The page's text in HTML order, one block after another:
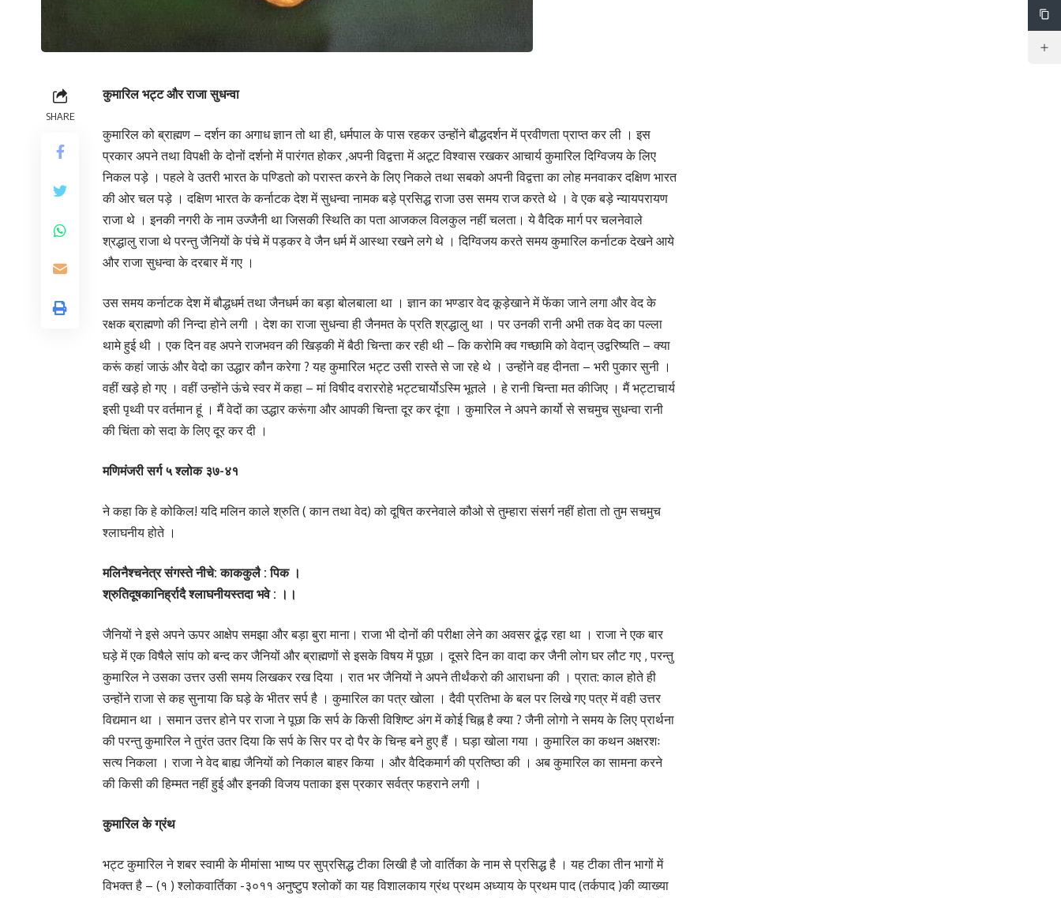
SHARE
कुमारिल भट्ट और राजा सुधन्वा
कुमारिल को ब्राह्मण – दर्शन का अगाध ज्ञान तो था ही, धर्मपाल के पास रहकर उन्होंने बौद्धदर्शन में प्रवीणता प्राप्त कर ली । इस
प्रकार अपने तथा विपक्षी के दोनों दर्शनो में पारंगत होकर ,अपनी विद्वत्ता में अटूट विश्वास रखकर आचार्य कुमारिल दिग्विजय के लिए
निकल पड़े । पहले वे उतरी भारत के पण्डितो को परास्त करने के लिए निकले तथा सबको अपनी विद्वत्ता का लोह मनवाकर दक्षिण भारत
की ओर चल पड़े । दक्षिण भारत के कर्नाटक देश में सुधन्वा नामक बड़े प्रसिद्ध राजा उस समय राज करते थे । वे एक बड़े न्यायपरायण
राजा थे । इनकी नगरी के नाम उज्जैनी था जिसकी स्थिति का पता आजकल विलकुल नहीं चलता। ये वैदिक मार्ग पर चलनेवाले
श्रद्धालु राजा थे परन्तु जैनियों के पंचे में पड़कर वे जैन धर्म में आस्था रखने लगे थे । दिग्विजय करते समय कुमारिल कर्नाटक देखने आये
और राजा सुधन्वा के दरबार में गए ।
उस समय कर्नाटक देश में बौद्धधर्म तथा जैनधर्म का बड़ा बोलबाला था । ज्ञान का भण्डार वेद कूड़ेखाने में फेंका जाने लगा और वेद के
रक्षक ब्राह्मणो की निन्दा होने लगी । देश का राजा सुधन्वा ही जैनमत के प्रति श्रद्धालु था । पर उनकी रानी अभी तक वेद का पल्ला
थामे हुई थी । एक दिन वह अपने राजभवन की खिड़की में बैठी चिन्ता कर रही थी – कि करोमि क्व गच्छामि को वेदान् उद्वरिष्यति – क्या
करूं कहां जाऊं और वेदो का उद्धार कौन करेगा ? यह कुमारिल भट्ट उसी रास्ते से जा रहे थे । उन्होंने वह दीनता – भरी पुकार सुनी ।
वहीं खड़े हो गए । वहीं उन्होंने ऊंचे स्वर में कहा – मां विषीद वराररोहे भट्टचार्योऽस्मि भूतले । हे रानी चिन्ता मत कीजिए । मैं भट्टाचार्य
इसी पृथ्वी पर वर्तमान हूं । मैं वेदों का उद्धार करूंगा और आपकी चिन्ता दूर कर दूंगा । कुमारिल ने अपने कार्यो से सचमुच सुधन्वा रानी
की चिंता को सदा के लिए दूर कर दी ।
मणिमंजरी सर्ग ५ श्लोक ३७-४१
ने कहा कि हे कोकिल! यदि मलिन काले श्रुति ( कान तथा वेद) को दूषित करनेवाले कौओ से तुम्हारा संसर्ग नहीं होता तो तुम सचमुच
श्लाघनीय होते ।
मलिनैश्चनेत्र संगस्ते नीचे: काककुलै : पिक ।
श्रुतिदूषकानिर्ह्रादै श्लाघनीयस्तदा भवे : ।।
जैनियों ने इसे अपने ऊपर आक्षेप समझा और बड़ा बुरा माना। राजा भी दोनों की परीक्षा लेने का अवसर ढूंढ़ रहा था । राजा ने एक बार
घड़े में एक विषैले सांप को बन्द कर जैनियों और ब्राह्मणों से इसके विषय में पूछा । दूसरे दिन का वादा कर जैनी लोग घर लौट गए , परन्तु
कुमारिल ने उसका उत्तर उसी समय लिखकर रख दिया । रात भर जैनियों ने अपने तीर्थंकरो की आराधना की । प्रात: काल होते ही
उन्होंने राजा से कह सुनाया कि घड़े के भीतर सर्प है । कुमारिल का पत्र खोला । दैवी प्रतिभा के बल पर लिखे गए पत्र में वही उत्तर
विद्यमान था । समान उत्तर होने पर राजा ने पूछा कि सर्प के किसी विशिष्ट अंग में कोई चिह्न है क्या ? जैनी लोगो ने समय के लिए प्रार्थना
की परन्तु कुमारिल ने तुरंत उतर दिया कि सर्प के सिर पर दो पैर के चिन्ह बने हुए हैं । घड़ा खोला गया । कुमारिल का कथन अक्षरशः
सत्य निकला । राजा ने वेद बाह्य जैनियों को निकाल बाहर किया । और वैदिकमार्ग की प्रतिष्ठा की । अब कुमारिल का सामना करने
की किसी की हिम्मत नहीं हुई और इनकी विजय पताका इस प्रकार सर्वत्र फहराने लगी ।
कुमारिल के ग्रंथ
भट्ट कुमारिल ने शबर स्वामी के मीमांसा भाष्य पर सुप्रसिद्ध टीका लिखी है जो वार्तिका के नाम से प्रसिद्ध है । यह टीका तीन भागों में
विभक्त है – (१ ) श्लोकवार्तिका -३०११ अनुष्टुप श्लोकों का यह विशालकाय ग्रंथ प्रथम अध्याय के प्रथम पाद (तर्कपाद )की व्याख्या